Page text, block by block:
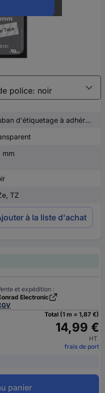
Ruban d'étiquetage à adhérence extra-forte
mm
TZ
à la liste d'achat
et expédition :
Electronic
Total (1 m = 1,87 €)
14,99 €
HT
frais de port
panier